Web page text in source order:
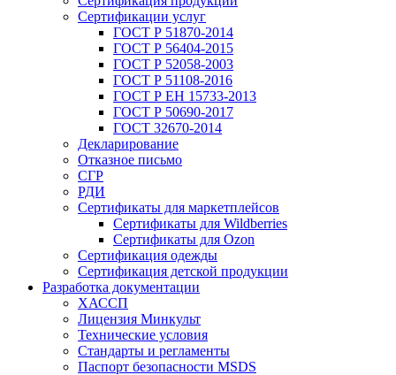
Сертификации услуг
ГОСТ Р 51870-2014
ГОСТ Р 56404-2015
ГОСТ Р 52058-2003
ГОСТ Р 51108-2016
ГОСТ Р ЕН 15733-2013
ГОСТ Р 50690-2017
ГОСТ 32670-2014
Декларирование
Отказное письмо
СГР
РДИ
Сертификаты для маркетплейсов
Сертификаты для Wildberries
Сертификаты для Ozon
Сертификация одежды
Сертификация детской продукции
Разработка документации
ХАССП
Лицензия Минкульт
Технические условия
Стандарты и регламенты
Паспорт безопасности MSDS